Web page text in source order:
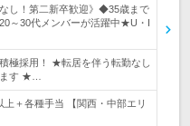
し！第二新卒歓迎》◆35歳まで
～30代メンバーが活躍中★U・I
極採用！ ★転居を伴う転勤なし
す ★…
上＋各種手当 【関西・中部エリ